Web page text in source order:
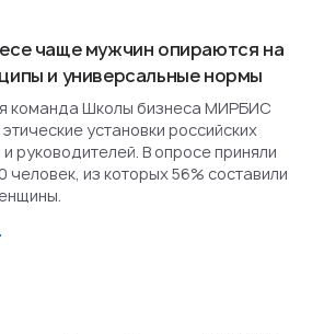
чаще мужчин опираются на
и универсальные нормы
команда Школы бизнеса МИРБИС
установки российских
руководителей. В опросе приняли
человек, из которых 56% составили